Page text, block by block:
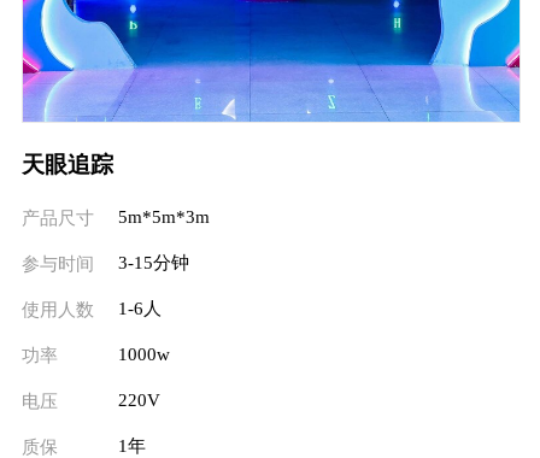
天眼追踪
产品尺寸 5m*5m*3m
参与时间 3-15分钟
使用人数 1-6人
功率 1000w
电压 220V
质保 1年